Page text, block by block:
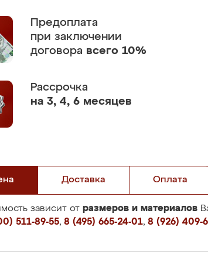
Предоплата
при заключении
договора всего 10%
Рассрочка
на 3, 4, 6 месяцев
Доставка Оплата
зависит от размеров и материалов
511-89-55, 8 (495) 665-24-01, 8 (926) 409-